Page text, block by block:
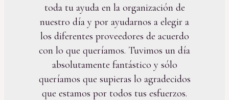
toda tu ayuda en la organización de
nuestro día y por ayudarnos a elegir a
los diferentes proveedores de acuerdo
con lo que queríamos. Tuvimos un día
absolutamente fantástico y sólo
queríamos que supieras lo agradecidos
que estamos por todos tus esfuerzos.